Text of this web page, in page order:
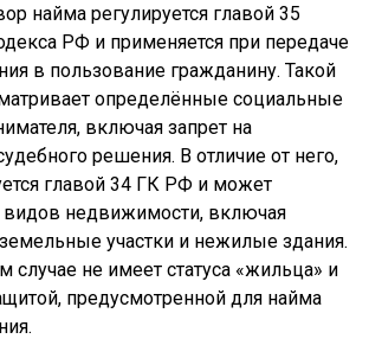
найма регулируется главой 35
РФ и применяется при передаче
в пользование гражданину. Такой
определённые социальные
включая запрет на
решения. В отличие от него,
главой 34 ГК РФ и может
видов недвижимости, включая
участки и нежилые здания.
случае не имеет статуса «жильца» и
предусмотренной для найма